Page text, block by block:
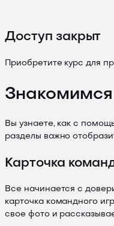
Доступ закрыт
Приобретите курс для
Вы узнаете, как с
разделы важно
Карточка
Все начинается с
карточка командного
свое фото и